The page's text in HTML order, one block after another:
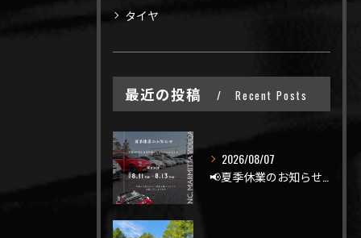
タイヤ
最近の投稿 Recent Posts
2026/08/07
📢夏季休業のお知らせ📢